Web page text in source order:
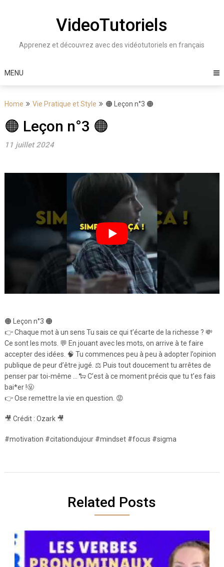
VideoTutoriels
Apprenez et découvrez avec des vidéotutoriels en français
MENU
Home Vie Pratique et Style 🟠 Leçon n°3 🟠
🟠 Leçon n°3 🟠
11 juillet 2024
🟠 Leçon n°3 🟠
👉 Chaque mot à un sens Tu sais ce qui t’écarte de la richesse ? 💸
Ce sont les mots. 💬 En jouant avec les mots, on arrive à te faire
accepter des idées. 🧠 Tu commences peu à peu à adopter l’opinion
publique de peur d’être jugé. ⚖️ Puis tout doucement tu arrêtes de
penser par toi-même … 🐑 C’est à ce moment précis que tu t’es fais
bai*er !🤬
👉 Ose remettre la vie en question. 😡
🎥 Crédit : Ozark 🎥
#motivation #citationdujour #mindset #focus #sigma
Related Posts